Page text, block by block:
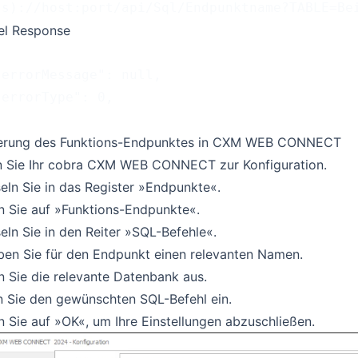
Response
des Funktions-Endpunktes in CXM WEB CONNECT
Sie Ihr cobra CXM WEB CONNECT zur Konfiguration.
Sie in das Register »Endpunkte«.
Sie auf »Funktions-Endpunkte«.
Sie in den Reiter »SQL-Befehle«.
Sie für den Endpunkt einen relevanten Namen.
Sie die relevante Datenbank aus.
Sie den gewünschten SQL-Befehl ein.
Sie auf »OK«, um Ihre Einstellungen abzuschließen.